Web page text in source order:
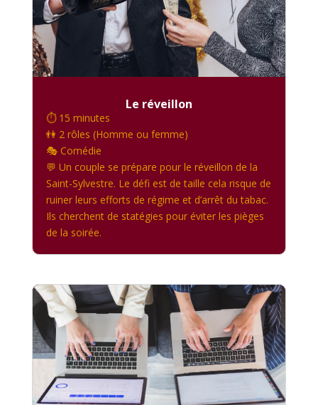
Le réveillon
⏱️ 15 minutes
👫 2 rôles (Homme ou femme)
🎭 Comédie
💬 Un couple se prépare pour le réveillon de la
Saint-Sylvestre. Le défi est de taille cela risque de
ruiner leurs efforts de régime et d’arrêt du tabac.
Ils cherchent de statégies pour éviter les pièges
de la soirée.